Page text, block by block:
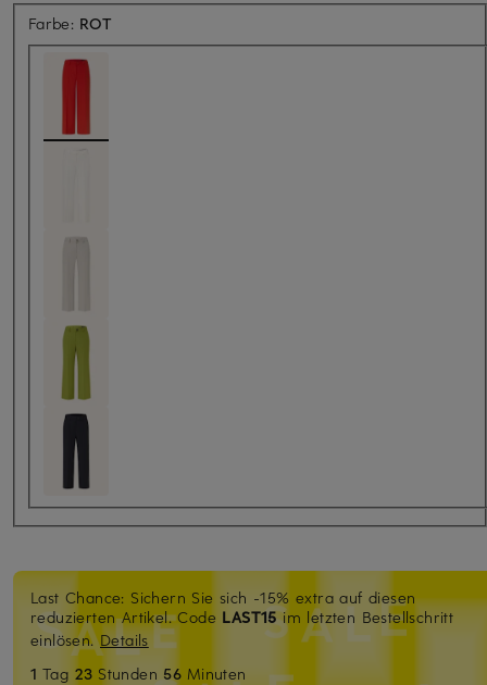
Farbe: ROT
Last Chance: Sichern Sie sich -15% extra auf diesen
reduzierten Artikel. Code LAST15im letzten Bestellschritt
einlösen.Details
1 Tag 23 Stunden 56 Minuten